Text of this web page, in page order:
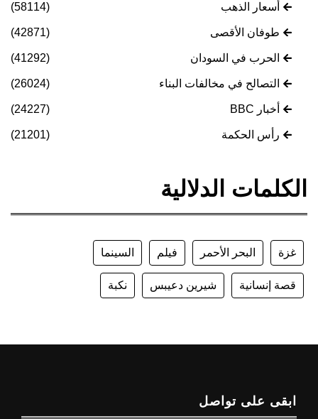
أسعار الذهب (58114)
طوفان الأقصى (42871)
الحرب في السودان (41292)
التصالح في مخالفات البناء (26024)
أخبار BBC (24227)
رأس الحكمة (21201)
الكلمات الدلالية
غزة البحر الأحمر فيلم السينما
قصة إنسانية شيرين دعيبس نكبة
ابقى على تواصل